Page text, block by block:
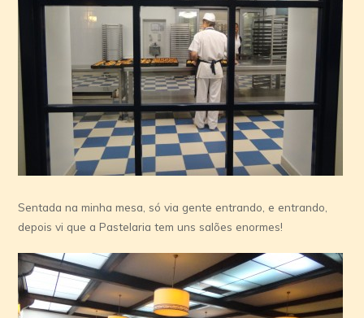
Sentada na minha mesa, só via gente entrando, e entrando,
depois vi que a Pastelaria tem uns salões enormes!